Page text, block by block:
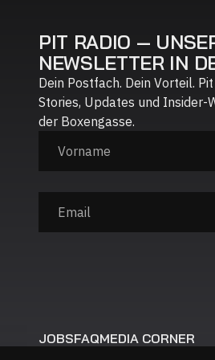
PIT RADIO —
NEWSLETTER IN
Dein Postfach. Dein Vorteil.
Stories, Updates und Insider-
der Boxengasse.
JOBSFAQMEDIA CORNER